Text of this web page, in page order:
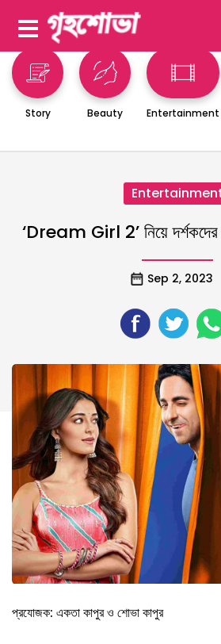
Story Beauty Entertainment
‘Dream Girl 2’ নিয়ে দর্শকদের
Sep 2, 2023
প্রযোজক: একতা কাপুর ও শোভা কাপুর